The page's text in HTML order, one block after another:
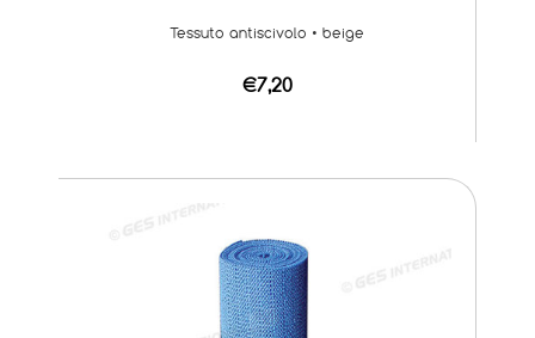
Tessuto antiscivolo • beige
€7,20